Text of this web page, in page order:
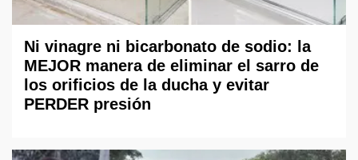
Ni vinagre ni bicarbonato de sodio: la
MEJOR manera de eliminar el sarro de
los orificios de la ducha y evitar
PERDER presión